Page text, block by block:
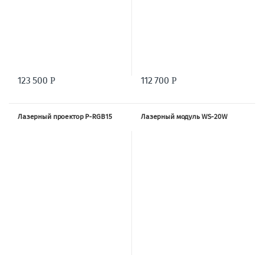
123 500 Р 112 700 Р
Лазерный проектор P-RGB15 Лазерный модуль WS-20W